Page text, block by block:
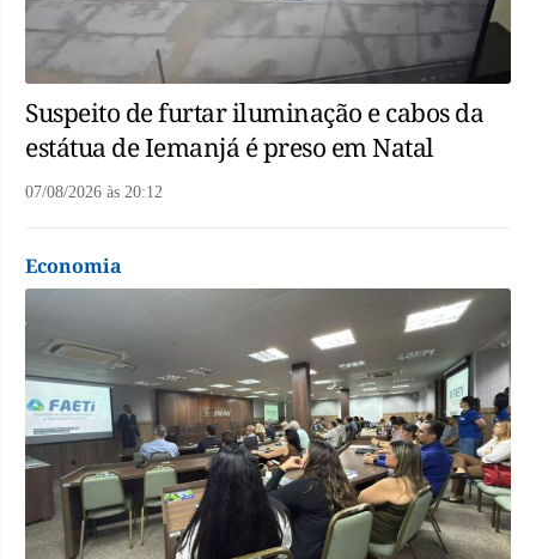
Suspeito de furtar iluminação e cabos da
estátua de Iemanjá é preso em Natal
07/08/2026 às 20:12
Economia